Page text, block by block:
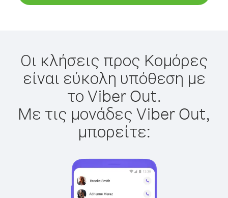
Οι κλήσεις προς Κομόρες
είναι εύκολη υπόθεση με
το Viber Out.
Με τις μονάδες Viber Out,
μπορείτε: